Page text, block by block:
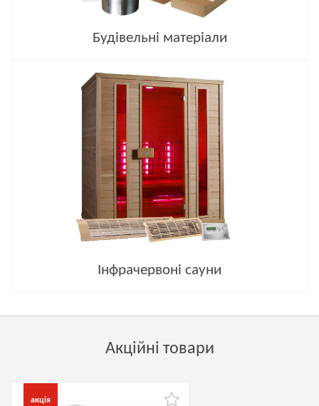
Будівельні матеріали
Інфрачервоні сауни
Акційні товари